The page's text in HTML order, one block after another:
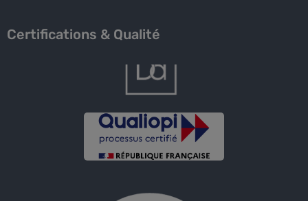
Certifications & Qualité